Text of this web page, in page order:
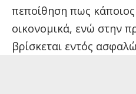
πεποίθηση πως
οικονομικά, ενώ στην
βρίσκεται εντός